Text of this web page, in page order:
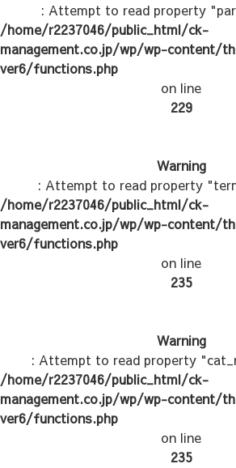
: Attempt to read property
/home/r2237046/public_html/ck-
management.co.jp/wp/wp-content/
ver6/functions.php
on line
229
Warning
: Attempt to read property
/home/r2237046/public_html/ck-
management.co.jp/wp/wp-content/
ver6/functions.php
on line
235
Warning
: Attempt to read property
/home/r2237046/public_html/ck-
management.co.jp/wp/wp-content/
ver6/functions.php
on line
235